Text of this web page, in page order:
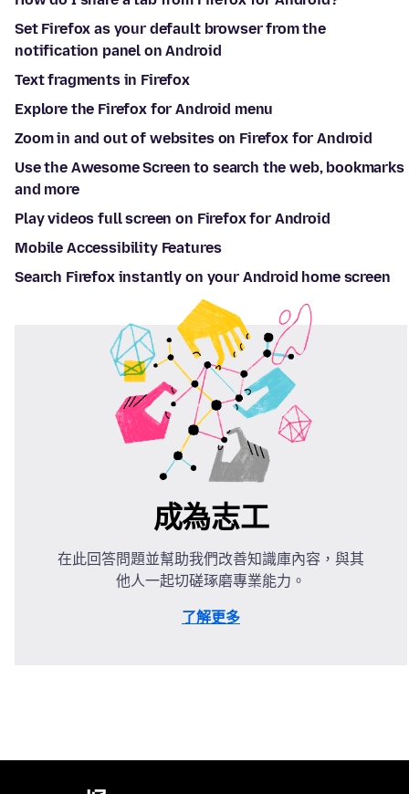
Set Firefox as your default browser from the
notification panel on Android
Text fragments in Firefox
Explore the Firefox for Android menu
Zoom in and out of websites on Firefox for Android
Use the Awesome Screen to search the web, bookmarks
and more
Play videos full screen on Firefox for Android
Mobile Accessibility Features
Search Firefox instantly on your Android home screen
成為志工
在此回答問題並幫助我們改善知識庫內容，與其
他人一起切磋琢磨專業能力。
了解更多